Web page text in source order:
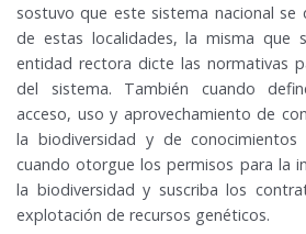
sostuvo que este sistema nacional se
de estas localidades, la misma que
entidad rectora dicte las normativas
del sistema. También cuando
acceso, uso y aprovechamiento de
la biodiversidad y de conocimientos
cuando otorgue los permisos para la
la biodiversidad y suscriba los
explotación de recursos genéticos.